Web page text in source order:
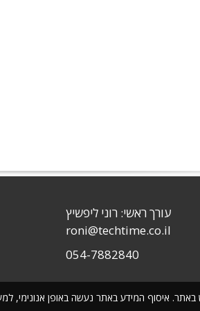
באתר. איסוף המידע באתר נעשה באופן אנונימי,
עורך ראשי: רוני ליפשיץ
roni@techtime.co.il
054-7882840